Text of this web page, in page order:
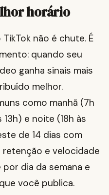
horário
não é chute. É
quando seu
ganha sinais mais
melhor.
como manhã (7h
13h) e noite (18h às
de 14 dias com
retenção e velocidade
dia da semana e
você publica.